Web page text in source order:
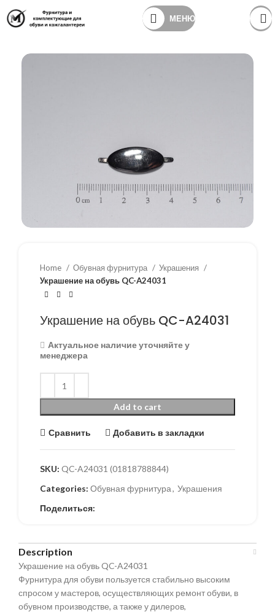
МЕНЮ
Home Обувная фурнитура
Украшения
Украшение на обувь QC-A24031
Украшение на обувь QC-A24031
Актуальное наличие уточняйте у
менеджера
Add to cart
Сравнить Добавить в закладки
SKU: QC-A24031 (01818788844)
Categories: Обувная фурнитура, Украшения
Поделиться:
Description
Украшение на обувь QC-A24031
Фурнитура для обуви пользуется стабильно высоким
спросом у мастеров, осуществляющих ремонт обуви, в
обувном производстве, а также у дилеров,